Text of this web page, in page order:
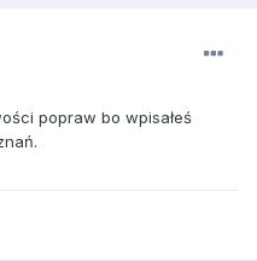
popraw bo wpisałeś